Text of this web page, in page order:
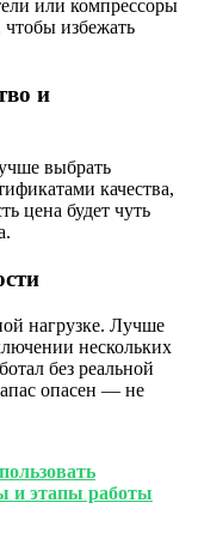
или компрессоры
избежать
и
выбрать
качества,
цена будет чуть
нагрузке. Лучше
нескольких
без реальной
опасен — не
и этапы работы